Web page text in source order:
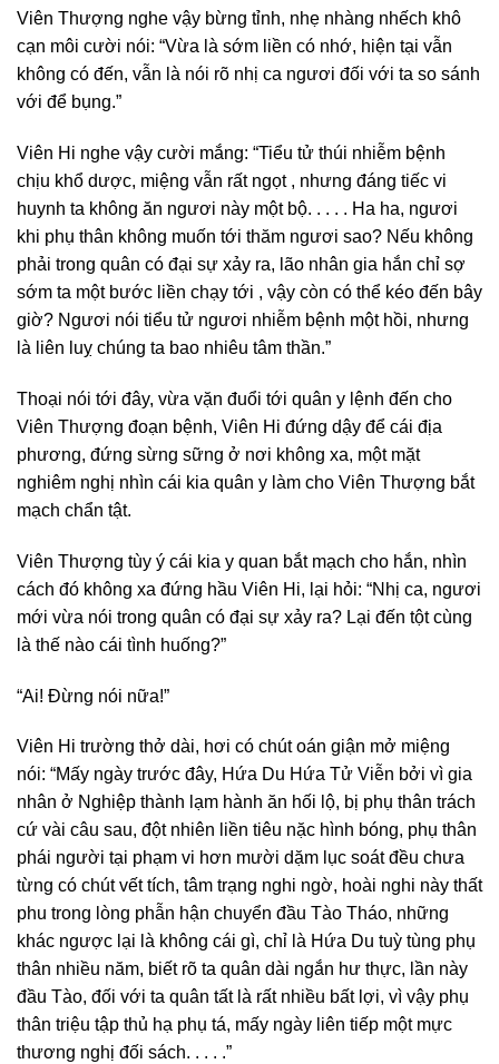
Viên Thượng nghe vậy bừng tỉnh, nhẹ nhàng nhếch khô
cạn môi cười nói: “Vừa là sớm liền có nhớ, hiện tại vẫn
không có đến, vẫn là nói rõ nhị ca ngươi đối với ta so sánh
với để bụng.”
Viên Hi nghe vậy cười mắng: “Tiểu tử thúi nhiễm bệnh
chịu khổ dược, miệng vẫn rất ngọt , nhưng đáng tiếc vi
huynh ta không ăn ngươi này một bộ. . . . . Ha ha, ngươi
khi phụ thân không muốn tới thăm ngươi sao? Nếu không
phải trong quân có đại sự xảy ra, lão nhân gia hắn chỉ sợ
sớm ta một bước liền chạy tới , vậy còn có thể kéo đến bây
giờ? Ngươi nói tiểu tử ngươi nhiễm bệnh một hồi, nhưng
là liên luỵ chúng ta bao nhiêu tâm thần.”
Thoại nói tới đây, vừa vặn đuổi tới quân y lệnh đến cho
Viên Thượng đoạn bệnh, Viên Hi đứng dậy để cái địa
phương, đứng sừng sững ở nơi không xa, một mặt
nghiêm nghị nhìn cái kia quân y làm cho Viên Thượng bắt
mạch chẩn tật.
Viên Thượng tùy ý cái kia y quan bắt mạch cho hắn, nhìn
cách đó không xa đứng hầu Viên Hi, lại hỏi: “Nhị ca, ngươi
mới vừa nói trong quân có đại sự xảy ra? Lại đến tột cùng
là thế nào cái tình huống?”
“Ai! Đừng nói nữa!”
Viên Hi trường thở dài, hơi có chút oán giận mở miệng
nói: “Mấy ngày trước đây, Hứa Du Hứa Tử Viễn bởi vì gia
nhân ở Nghiệp thành lạm hành ăn hối lộ, bị phụ thân trách
cứ vài câu sau, đột nhiên liền tiêu nặc hình bóng, phụ thân
phái người tại phạm vi hơn mười dặm lục soát đều chưa
từng có chút vết tích, tâm trạng nghi ngờ, hoài nghi này thất
phu trong lòng phẫn hận chuyển đầu Tào Tháo, những
khác ngược lại là không cái gì, chỉ là Hứa Du tuỳ tùng phụ
thân nhiều năm, biết rõ ta quân dài ngắn hư thực, lần này
đầu Tào, đối với ta quân tất là rất nhiều bất lợi, vì vậy phụ
thân triệu tập thủ hạ phụ tá, mấy ngày liên tiếp một mực
thương nghị đối sách. . . . .”